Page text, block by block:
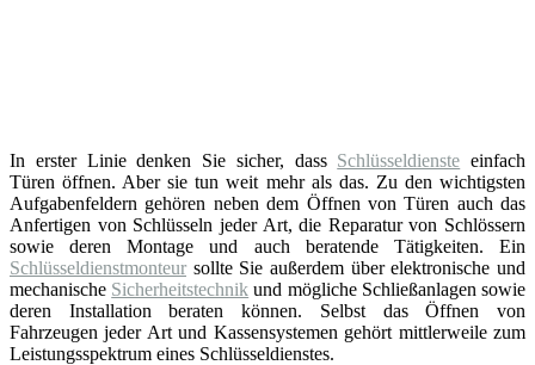
In erster Linie denken Sie sicher, dass Schlüsseldienste einfach
Türen öffnen. Aber sie tun weit mehr als das. Zu den wichtigsten
Aufgabenfeldern gehören neben dem Öffnen von Türen auch das
Anfertigen von Schlüsseln jeder Art, die Reparatur von Schlössern
sowie deren Montage und auch beratende Tätigkeiten. Ein
Schlüsseldienstmonteur sollte Sie außerdem über elektronische und
mechanische Sicherheitstechnik und mögliche Schließanlagen sowie
deren Installation beraten können. Selbst das Öffnen von
Fahrzeugen jeder Art und Kassensystemen gehört mittlerweile zum
Leistungsspektrum eines Schlüsseldienstes.